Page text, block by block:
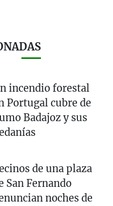
incendio forestal
Portugal cubre de
Badajoz y sus
de una plaza
San Fernando
noches de